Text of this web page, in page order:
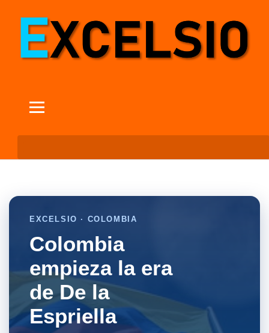
EXCELSIO · COLOMBIA
Colombia
empieza la era
de De la
Espriella